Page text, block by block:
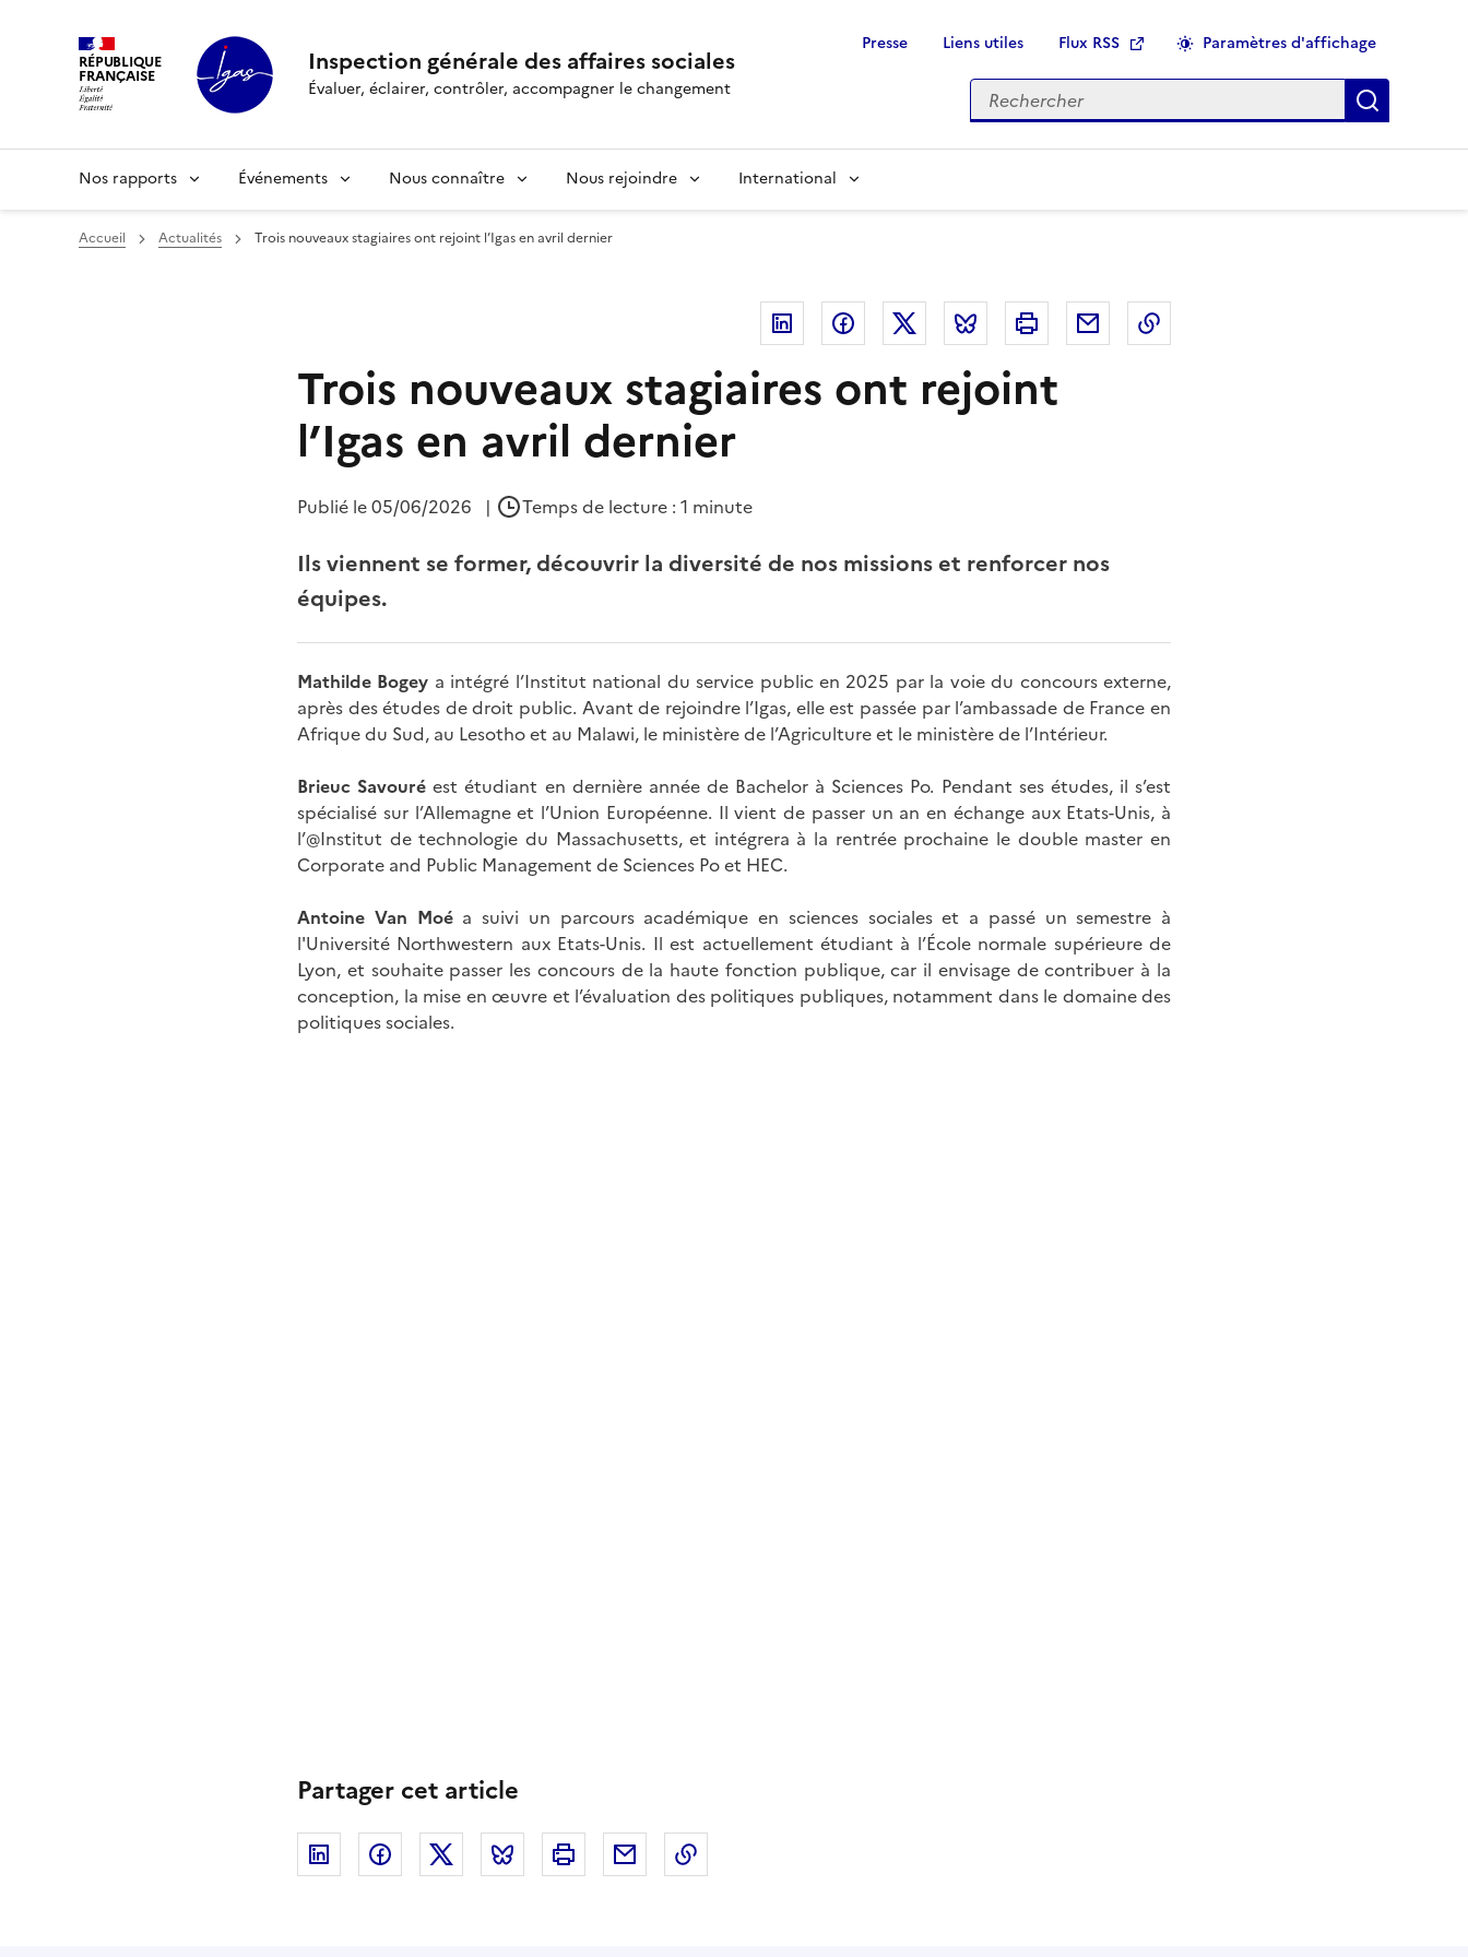
RÉPUBLIQUE
FRANÇAISE Inspection générale des affaires sociales
Évaluer, éclairer, contrôler, accompagner le changement
Presse Liens utiles Flux RSS Paramètres d'affichage
Rechercher
Nos rapports Événements Nous connaître Nous rejoindre International
Accueil Actualités Trois nouveaux stagiaires ont rejoint l’Igas en avril dernier
Linkedin FacebookTwitter Bluesky Imprimer Courriel
Trois nouveaux stagiaires ont rejoint
l’Igas en avril dernier
Publié le05/06/2026 | Temps de lecture : 1 minute
Ils viennent se former, découvrir la diversité de nos missions et renforcer nos
équipes.
Mathilde Bogey a intégré l’Institut national du service publicen 2025 par la voie du concours externe,
après des études de droit public. Avant de rejoindre l’Igas, elle est passée par l’ambassade de France en
Afrique du Sud, au Lesotho et au Malawi, le ministère de l’Agriculture et le ministère de l’Intérieur.
Brieuc Savouré est étudiant en dernière année de Bachelor à Sciences Po. Pendant ses études, il s’est
spécialisé sur l’Allemagne et l’Union Européenne. Il vient de passer un an en échange aux Etats-Unis, à
l’@Institut de technologie du Massachusetts, et intégrera à la rentrée prochaine le double master en
Corporate and Public Management de Sciences Po et HEC.
Antoine Van Moéa suivi un parcours académique en sciences sociales et a passé un semestre à
l'Université Northwestern aux Etats-Unis. Il est actuellement étudiant à l’École normale supérieure de
Lyon, et souhaite passer les concours de la haute fonction publique, car il envisage de contribuer à la
conception, la mise en œuvre et l’évaluation des politiques publiques, notamment dans le domaine des
politiques sociales.
Partager cet article
Linkedin FacebookTwitter Bluesky Imprimer Courriel